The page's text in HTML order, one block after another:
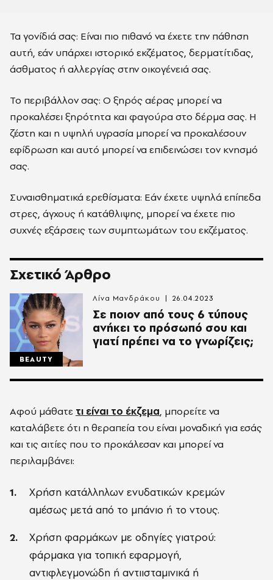
Τα γονίδιά σας: Είναι πιο πιθανό να έχετε την πάθηση
αυτή, εάν υπάρχει ιστορικό εκζέματος, δερματίτιδας,
άσθματος ή αλλεργίας στην οικογένειά σας.
Το περιβάλλον σας: Ο ξηρός αέρας μπορεί να
προκαλέσει ξηρότητα και φαγούρα στο δέρμα σας. Η
ζέστη και η υψηλή υγρασία μπορεί να προκαλέσουν
εφίδρωση και αυτό μπορεί να επιδεινώσει τον κνησμό
σας.
Συναισθηματικά ερεθίσματα: Εάν έχετε υψηλά επίπεδα
στρες, άγχους ή κατάθλιψης, μπορεί να έχετε πιο
συχνές εξάρσεις των συμπτωμάτων του εκζέματος.
Σχετικό Άρθρο
BEAUTY
Σε ποιον από τους 6 τύπους
ανήκει το πρόσωπό σου και
γιατί πρέπει να το γνωρίζεις;
Λίνα Μανδράκου 26.04.2023
Αφού μάθατε τι είναι το έκζεμα, μπορείτε να
καταλάβετε ότι η θεραπεία του είναι μοναδική για εσάς
και τις αιτίες που το προκάλεσαν και μπορεί να
περιλαμβάνει:
Χρήση κατάλληλων ενυδατικών κρεμών
αμέσως μετά από το μπάνιο ή το ντους.
Χρήση φαρμάκων με οδηγίες γιατρού:
φάρμακα για τοπική εφαρμογή,
αντιφλεγμονώδη ή αντιισταμινικά ή